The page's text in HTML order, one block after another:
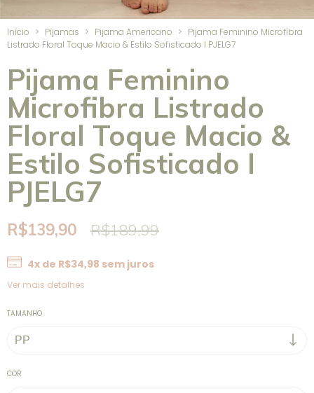
Início > Pijamas > Pijama Americano > Pijama Feminino Microfibra
Listrado Floral Toque Macio & Estilo Sofisticado I PJELG7
Pijama Feminino
Microfibra Listrado
Floral Toque Macio &
Estilo Sofisticado I
PJELG7
R$139,90 R$189,99
4x de R$34,98 sem juros
Ver mais detalhes
TAMANHO
COR